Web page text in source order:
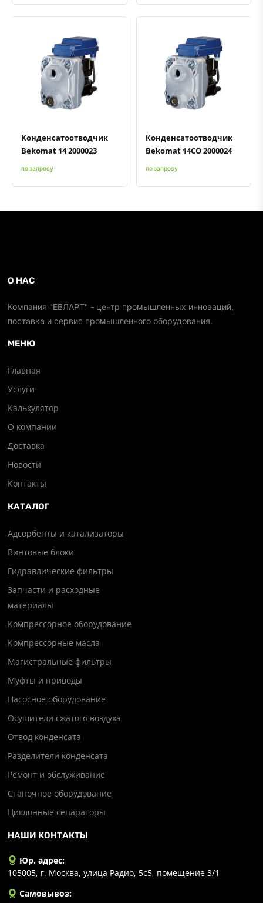
Быстрый просмотрДобавить к сравнению
Добавить в избранное
Конденсатоотводчик
Bekomat 14 2000023
по запросу
Быстрый просмотрДобавить к сравнению
Добавить в избранное
Конденсатоотводчик
Bekomat 14CO 2000024
по запросу
О НАС
Компания "ЕВЛАРТ" - центр промышленных инноваций,
поставка и сервис промышленного оборудования.
МЕНЮ
Главная
Услуги
Калькулятор
О компании
Доставка
Новости
Контакты
КАТАЛОГ
Адсорбенты и катализаторы
Винтовые блоки
Гидравлические фильтры
Запчасти и расходные
материалы
Компрессорное оборудование
Компрессорные масла
Магистральные фильтры
Муфты и приводы
Насосное оборудование
Осушители сжатого воздуха
Отвод конденсата
Разделители конденсата
Ремонт и обслуживание
Станочное оборудование
Циклонные сепараторы
НАШИ КОНТАКТЫ
Юр. адрес:
105005, г. Москва, улица Радио, 5с5, помещение 3/1
Самовывоз: